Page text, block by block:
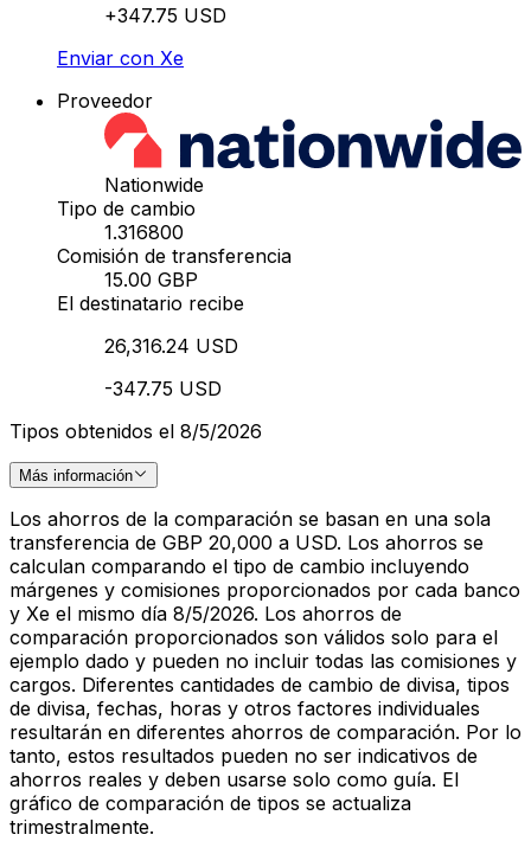
+347.75 USD
Enviar con Xe
Proveedor
Nationwide
Tipo de cambio
1.316800
Comisión de transferencia
15.00 GBP
El destinatario recibe
26,316.24 USD
-347.75 USD
Tipos obtenidos el 8/5/2026
Más información
Los ahorros de la comparación se basan en una sola
transferencia de GBP 20,000 a USD. Los ahorros se
calculan comparando el tipo de cambio incluyendo
márgenes y comisiones proporcionados por cada banco
y Xe el mismo día 8/5/2026. Los ahorros de
comparación proporcionados son válidos solo para el
ejemplo dado y pueden no incluir todas las comisiones y
cargos. Diferentes cantidades de cambio de divisa, tipos
de divisa, fechas, horas y otros factores individuales
resultarán en diferentes ahorros de comparación. Por lo
tanto, estos resultados pueden no ser indicativos de
ahorros reales y deben usarse solo como guía. El
gráfico de comparación de tipos se actualiza
trimestralmente.